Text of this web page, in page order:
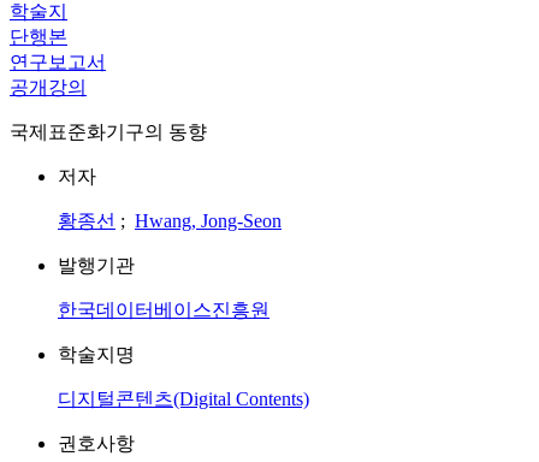
학술지
단행본
연구보고서
공개강의
국제표준화기구의 동향
저자
황종선 ; Hwang, Jong-Seon
발행기관
한국데이터베이스진흥원
학술지명
디지털콘텐츠(Digital Contents)
권호사항